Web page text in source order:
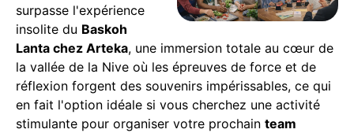
surpasse l'expérience
insolite du Baskoh
Lanta chez Arteka, une immersion totale au cœur de
la vallée de la Nive où les épreuves de force et de
réflexion forgent des souvenirs impérissables, ce qui
en fait l'option idéale si vous cherchez une activité
stimulante pour organiser votre prochain team